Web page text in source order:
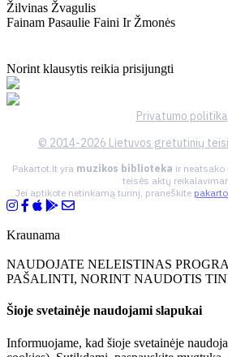
Žilvinas Žvagulis
Fainam Pasaulie Faini Ir Žmonės
Norint klausytis reikia prisijungti
Privatumo politika
© 2014-2026 Lietuvos gretutinių
Pakartot.lt yra muzikos biblioteka ir
teisės aktų
Jei aptikote netinkamą turinį, praneškite
Kraunama
NAUDOJATE NELEISTINAS
PAŠALINTI, NORINT NAUDOTIS
Šioje svetainėje naudojami slapukai
Informuojame, kad šioje svetainėje